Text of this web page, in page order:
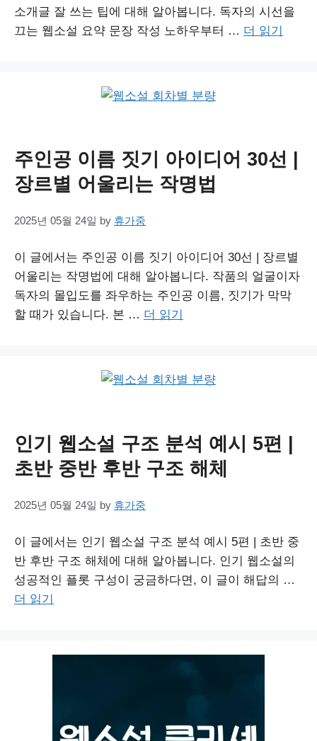
소개글 잘 쓰는 팁에 대해 알아봅니다. 독자의 시선을
끄는 웹소설 요약 문장 작성 노하우부터 … 더 읽기
주인공 이름 짓기 아이디어 30선 |
장르별 어울리는 작명법
2025년 05월 24일 by 휴가중
이 글에서는 주인공 이름 짓기 아이디어 30선 | 장르별
어울리는 작명법에 대해 알아봅니다. 작품의 얼굴이자
독자의 몰입도를 좌우하는 주인공 이름, 짓기가 막막
할 때가 있습니다. 본 … 더 읽기
인기 웹소설 구조 분석 예시 5편 |
초반 중반 후반 구조 해체
2025년 05월 24일 by 휴가중
이 글에서는 인기 웹소설 구조 분석 예시 5편 | 초반 중
반 후반 구조 해체에 대해 알아봅니다. 인기 웹소설의
성공적인 플롯 구성이 궁금하다면, 이 글이 해답의 …
더 읽기